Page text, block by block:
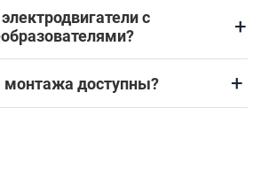
с
+
монтажа доступны? +